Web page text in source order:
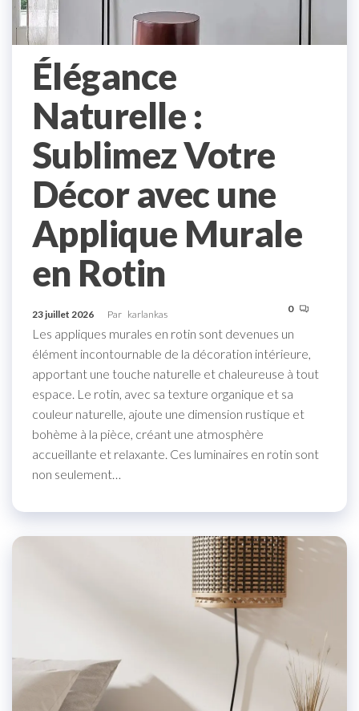
Élégance
Naturelle :
Sublimez Votre
Décor avec une
Applique Murale
en Rotin
23 juillet 2026 Par karlankas 0
Les appliques murales en rotin sont devenues un
élément incontournable de la décoration intérieure,
apportant une touche naturelle et chaleureuse à tout
espace. Le rotin, avec sa texture organique et sa
couleur naturelle, ajoute une dimension rustique et
bohème à la pièce, créant une atmosphère
accueillante et relaxante. Ces luminaires en rotin sont
non seulement…